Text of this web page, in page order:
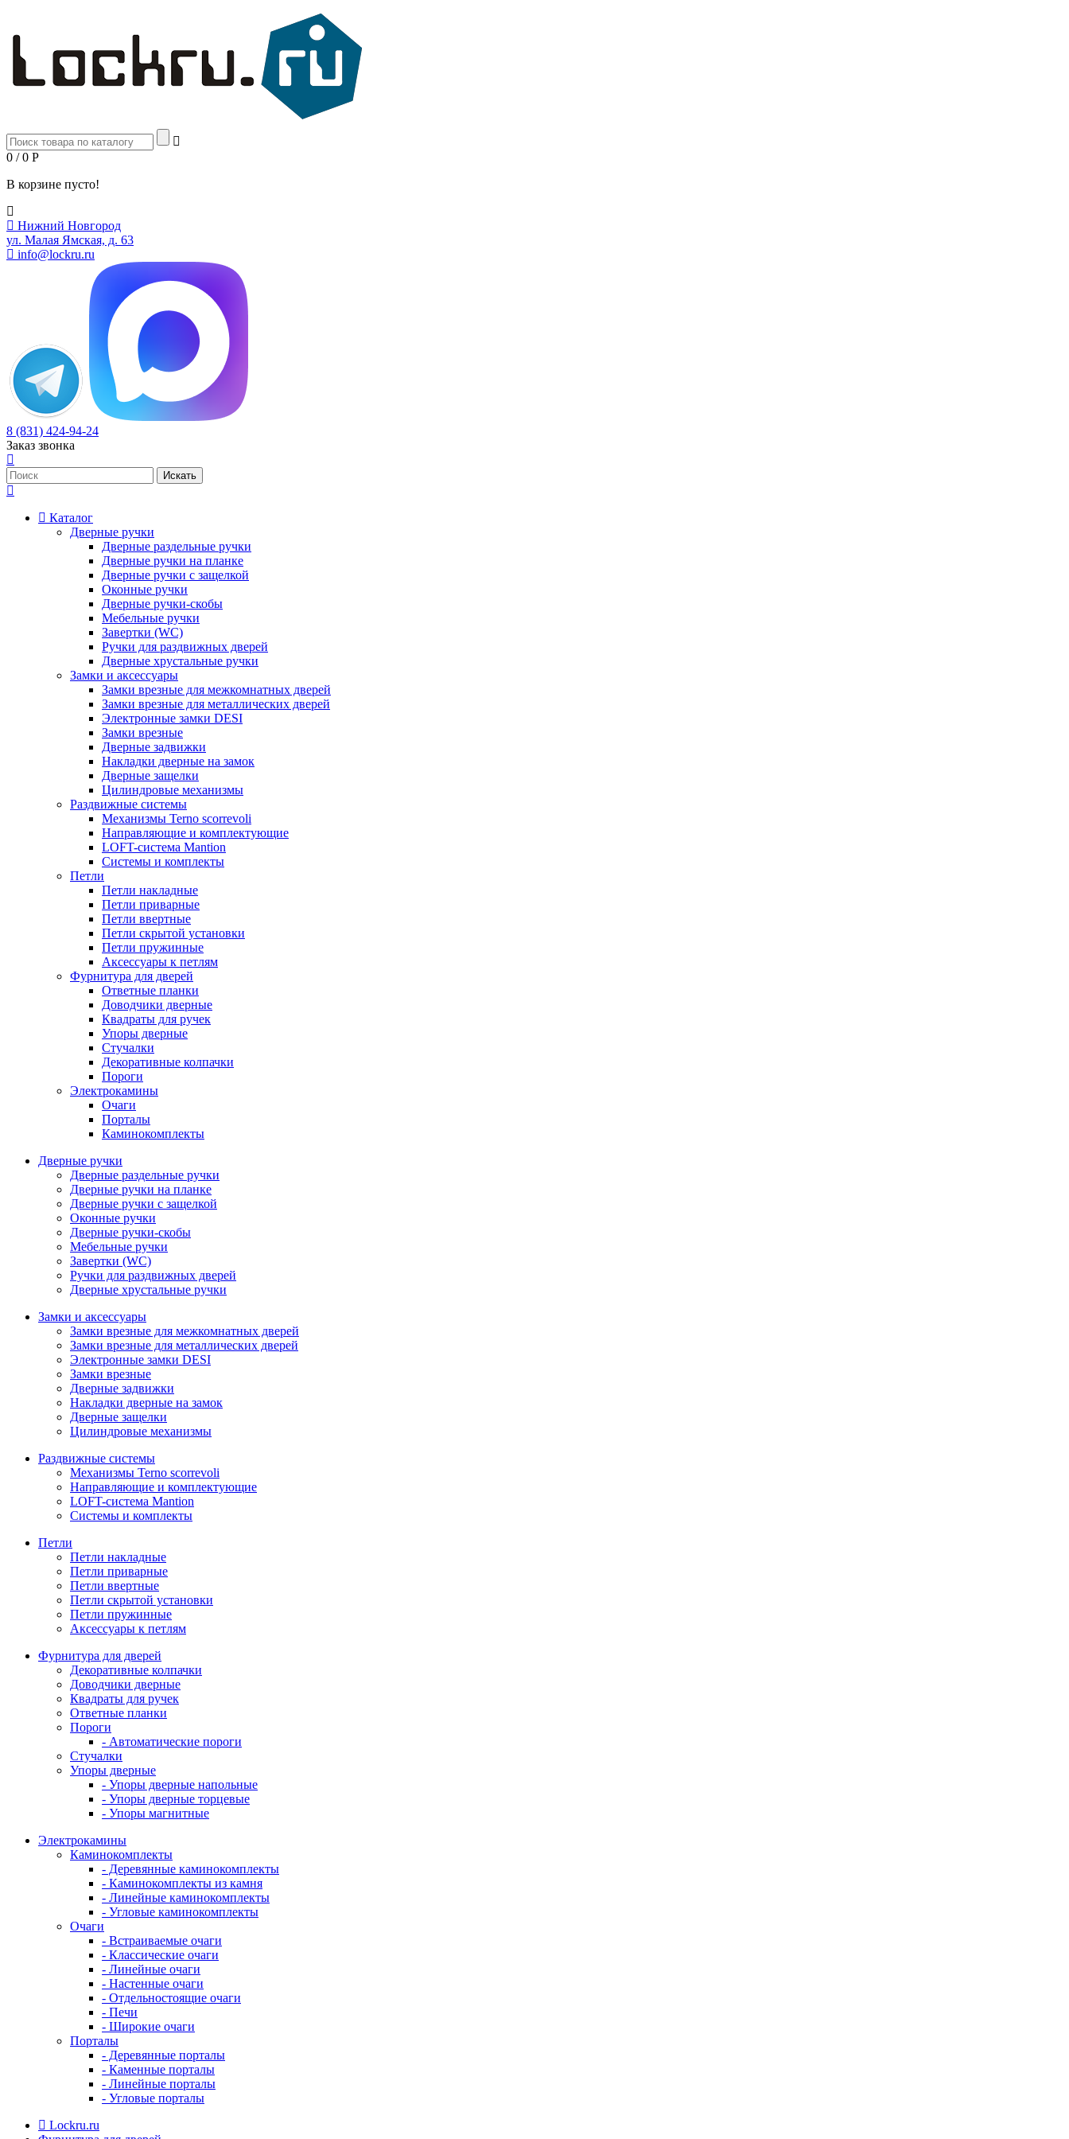
0 / 0 Р
В корзине пусто!
Нижний Новгород
ул. Малая Ямская, д. 63
info@lockru.ru
8 (831) 424-94-24
Заказ звонка
Каталог
Дверные ручки
Дверные раздельные ручки
Дверные ручки на планке
Дверные ручки с защелкой
Оконные ручки
Дверные ручки-скобы
Мебельные ручки
Завертки (WC)
Ручки для раздвижных дверей
Дверные хрустальные ручки
Замки и аксессуары
Замки врезные для межкомнатных дверей
Замки врезные для металлических дверей
Электронные замки DESI
Замки врезные
Дверные задвижки
Накладки дверные на замок
Дверные защелки
Цилиндровые механизмы
Раздвижные системы
Механизмы Terno scorrevoli
Направляющие и комплектующие
LOFT-cистема Mantion
Системы и комплекты
Петли
Петли накладные
Петли приварные
Петли ввертные
Петли скрытой установки
Петли пружинные
Аксессуары к петлям
Фурнитура для дверей
Ответные планки
Доводчики дверные
Квадраты для ручек
Упоры дверные
Стучалки
Декоративные колпачки
Пороги
Электрокамины
Очаги
Порталы
Каминокомплекты
Дверные ручки
Дверные раздельные ручки
Дверные ручки на планке
Дверные ручки с защелкой
Оконные ручки
Дверные ручки-скобы
Мебельные ручки
Завертки (WC)
Ручки для раздвижных дверей
Дверные хрустальные ручки
Замки и аксессуары
Замки врезные для межкомнатных дверей
Замки врезные для металлических дверей
Электронные замки DESI
Замки врезные
Дверные задвижки
Накладки дверные на замок
Дверные защелки
Цилиндровые механизмы
Раздвижные системы
Механизмы Terno scorrevoli
Направляющие и комплектующие
LOFT-cистема Mantion
Системы и комплекты
Петли
Петли накладные
Петли приварные
Петли ввертные
Петли скрытой установки
Петли пружинные
Аксессуары к петлям
Фурнитура для дверей
Декоративные колпачки
Доводчики дверные
Квадраты для ручек
Ответные планки
Пороги
- Автоматические пороги
Стучалки
Упоры дверные
- Упоры дверные напольные
- Упоры дверные торцевые
- Упоры магнитные
Электрокамины
Каминокомплекты
- Деревянные каминокомплекты
- Каминокомплекты из камня
- Линейные каминокомплекты
- Угловые каминокомплекты
Очаги
- Встраиваемые очаги
- Классические очаги
- Линейные очаги
- Настенные очаги
- Отдельностоящие очаги
- Печи
- Широкие очаги
Порталы
- Деревянные порталы
- Каменные порталы
- Линейные порталы
- Угловые порталы
Lockru.ru